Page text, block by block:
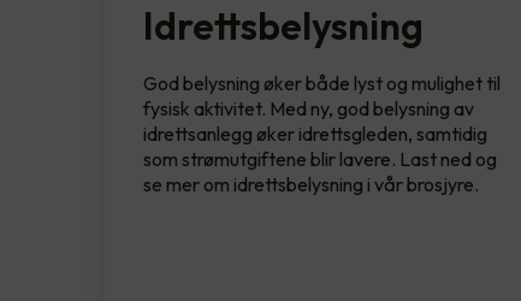
Idrettsbelysning
God belysning øker både lyst og mulighet til
fysisk aktivitet. Med ny, god belysning av
idrettsanlegg øker idrettsgleden, samtidig
som strømutgiftene blir lavere. Last ned og
se mer om idrettsbelysning i vår brosjyre.